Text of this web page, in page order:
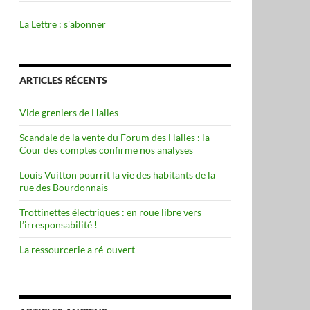
La Lettre : s'abonner
ARTICLES RÉCENTS
Vide greniers de Halles
Scandale de la vente du Forum des Halles : la
Cour des comptes confirme nos analyses
Louis Vuitton pourrit la vie des habitants de la
rue des Bourdonnais
Trottinettes électriques : en roue libre vers
l’irresponsabilité !
La ressourcerie a ré-ouvert